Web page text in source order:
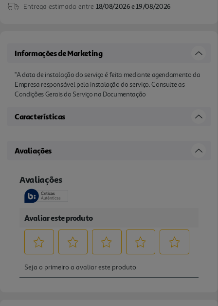
Entrega estimada entre 18/08/2026 e 19/08/2026
Informações de Marketing
"A data de instalação do serviço é feita mediante agendamento da
Empresa responsável pela instalação do serviço. Consulte as
Condições Gerais do Serviço na Documentação
Características
Avaliações